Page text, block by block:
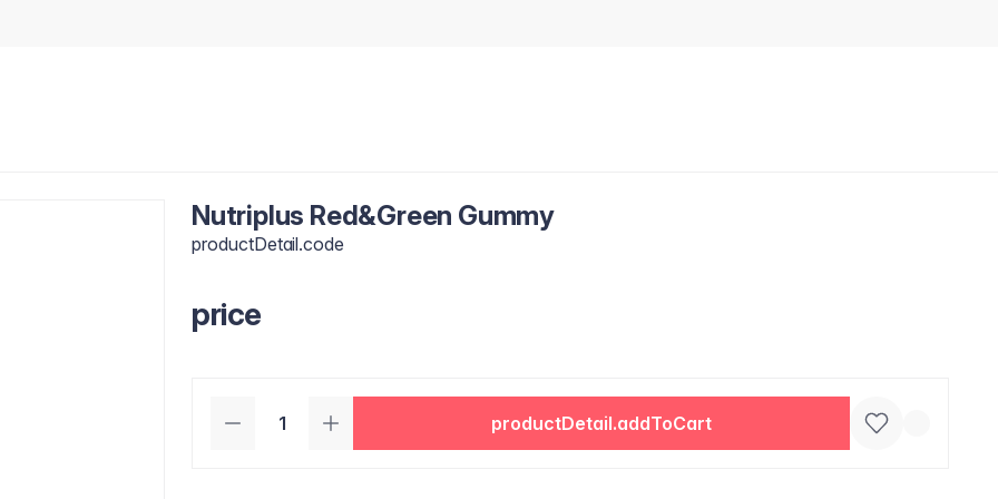
Nutriplus Red&Green Gummy
productDetail.code
price
productDetail.addToCart